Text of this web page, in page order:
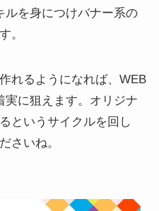
ルを身につけバナー系の
。
れるようになれば、WEB
実に狙えます。オリジナ
というサイクルを回し
さいね。